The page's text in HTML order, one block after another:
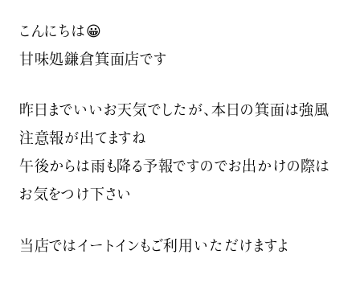
こんにちは😀
甘味処鎌倉箕面店です
昨日までいいお天気でしたが、本日の箕面は強風
注意報が出てますね
午後からは雨も降る予報ですのでお出かけの際は
お気をつけ下さい
当店ではイートインもご利用いただけますよ️